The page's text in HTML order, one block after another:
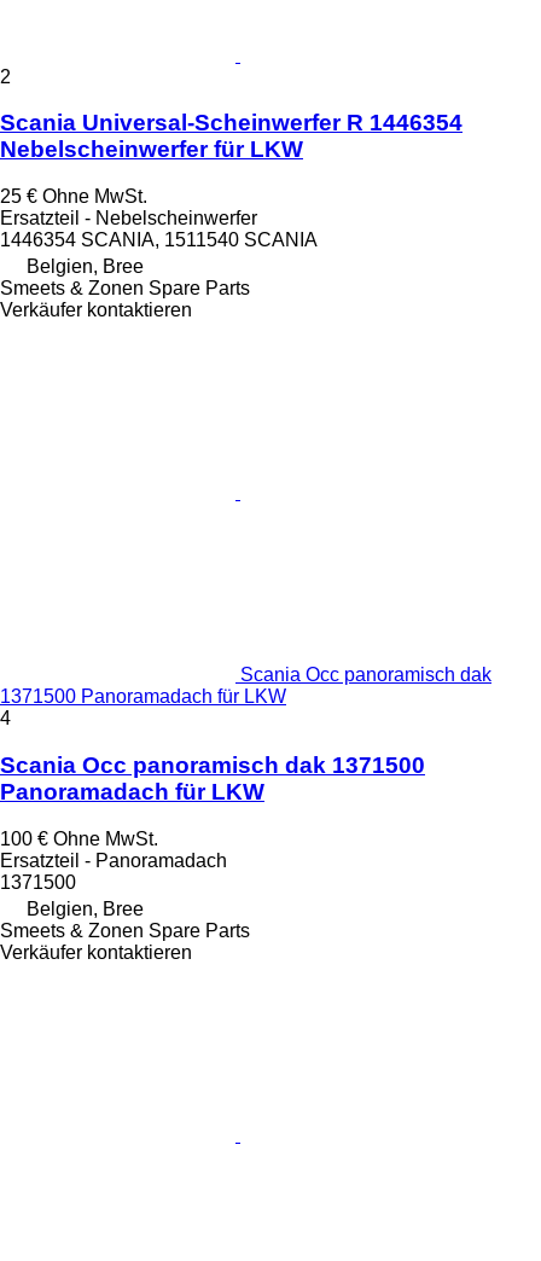
2
Scania Universal-Scheinwerfer R 1446354
Nebelscheinwerfer für LKW
25 € Ohne MwSt.
Ersatzteil - Nebelscheinwerfer
1446354 SCANIA, 1511540 SCANIA
Belgien, Bree
Smeets & Zonen Spare Parts
Verkäufer kontaktieren
Scania Occ panoramisch dak
1371500 Panoramadach für LKW
4
Scania Occ panoramisch dak 1371500
Panoramadach für LKW
100 € Ohne MwSt.
Ersatzteil - Panoramadach
1371500
Belgien, Bree
Smeets & Zonen Spare Parts
Verkäufer kontaktieren